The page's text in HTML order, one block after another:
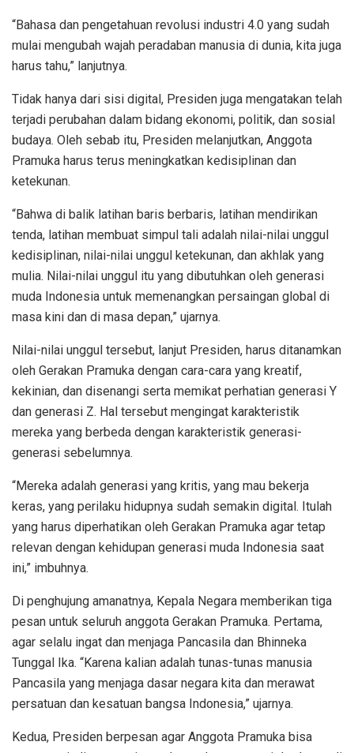
“Bahasa dan pengetahuan revolusi industri 4.0 yang sudah
mulai mengubah wajah peradaban manusia di dunia, kita juga
harus tahu,” lanjutnya.
Tidak hanya dari sisi digital, Presiden juga mengatakan telah
terjadi perubahan dalam bidang ekonomi, politik, dan sosial
budaya. Oleh sebab itu, Presiden melanjutkan, Anggota
Pramuka harus terus meningkatkan kedisiplinan dan
ketekunan.
“Bahwa di balik latihan baris berbaris, latihan mendirikan
tenda, latihan membuat simpul tali adalah nilai-nilai unggul
kedisiplinan, nilai-nilai unggul ketekunan, dan akhlak yang
mulia. Nilai-nilai unggul itu yang dibutuhkan oleh generasi
muda Indonesia untuk memenangkan persaingan global di
masa kini dan di masa depan,” ujarnya.
Nilai-nilai unggul tersebut, lanjut Presiden, harus ditanamkan
oleh Gerakan Pramuka dengan cara-cara yang kreatif,
kekinian, dan disenangi serta memikat perhatian generasi Y
dan generasi Z. Hal tersebut mengingat karakteristik
mereka yang berbeda dengan karakteristik generasi-
generasi sebelumnya.
“Mereka adalah generasi yang kritis, yang mau bekerja
keras, yang perilaku hidupnya sudah semakin digital. Itulah
yang harus diperhatikan oleh Gerakan Pramuka agar tetap
relevan dengan kehidupan generasi muda Indonesia saat
ini,” imbuhnya.
Di penghujung amanatnya, Kepala Negara memberikan tiga
pesan untuk seluruh anggota Gerakan Pramuka. Pertama,
agar selalu ingat dan menjaga Pancasila dan Bhinneka
Tunggal Ika. “Karena kalian adalah tunas-tunas manusia
Pancasila yang menjaga dasar negara kita dan merawat
persatuan dan kesatuan bangsa Indonesia,” ujarnya.
Kedua, Presiden berpesan agar Anggota Pramuka bisa